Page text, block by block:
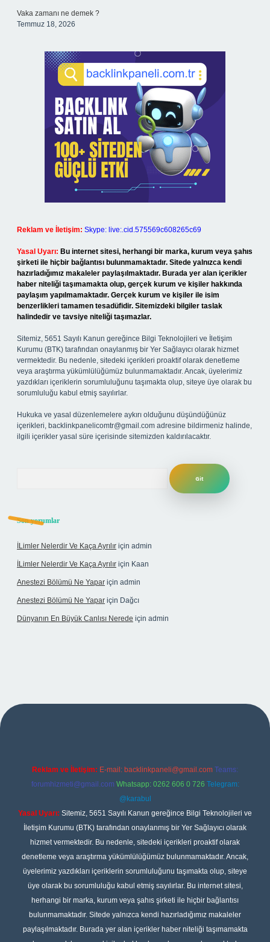
Vaka zamanı ne demek ?
Temmuz 18, 2026
Reklam ve İletişim: Skype: live:.cid.575569c608265c69
Yasal Uyarı: Bu internet sitesi, herhangi bir marka, kurum veya şahıs
şirketi ile hiçbir bağlantısı bulunmamaktadır. Sitede yalnızca kendi
hazırladığımız makaleler paylaşılmaktadır. Burada yer alan içerikler
haber niteliği taşımamakta olup, gerçek kurum ve kişiler hakkında
paylaşım yapılmamaktadır. Gerçek kurum ve kişiler ile isim
benzerlikleri tamamen tesadüfidir. Sitemizdeki bilgiler taslak
halindedir ve tavsiye niteliği taşımazlar.
Sitemiz, 5651 Sayılı Kanun gereğince Bilgi Teknolojileri ve İletişim
Kurumu (BTK) tarafından onaylanmış bir Yer Sağlayıcı olarak hizmet
vermektedir. Bu nedenle, sitedeki içerikleri proaktif olarak denetleme
veya araştırma yükümlülüğümüz bulunmamaktadır. Ancak, üyelerimiz
yazdıkları içeriklerin sorumluluğunu taşımakta olup, siteye üye olarak bu
sorumluluğu kabul etmiş sayılırlar.
Hukuka ve yasal düzenlemelere aykırı olduğunu düşündüğünüz
içerikleri, backlinkpanelicomtr@gmail.com adresine bildirmeniz halinde,
ilgili içerikler yasal süre içerisinde sitemizden kaldırılacaktır.
Son yorumlar
İLimler Nelerdir Ve Kaça Ayrılır için admin
İLimler Nelerdir Ve Kaça Ayrılır için Kaan
Anestezi Bölümü Ne Yapar için admin
Anestezi Bölümü Ne Yapar için Dağcı
Dünyanın En Büyük Canlısı Nerede için admin
giriş
Reklam ve İletişim: E-mail: backlinkpaneli@gmail.com Teams:
forumhizmeti@gmail.com Whatsapp: 0262 606 0 726 Telegram:
@karabul
Yasal Uyarı: Sitemiz, 5651 Sayılı Kanun gereğince Bilgi Teknolojileri ve
İletişim Kurumu (BTK) tarafından onaylanmış bir Yer Sağlayıcı olarak
hizmet vermektedir. Bu nedenle, sitedeki içerikleri proaktif olarak
denetleme veya araştırma yükümlülüğümüz bulunmamaktadır. Ancak,
üyelerimiz yazdıkları içeriklerin sorumluluğunu taşımakta olup, siteye
üye olarak bu sorumluluğu kabul etmiş sayılırlar. Bu internet sitesi,
herhangi bir marka, kurum veya şahıs şirketi ile hiçbir bağlantısı
bulunmamaktadır. Sitede yalnızca kendi hazırladığımız makaleler
paylaşılmaktadır. Burada yer alan içerikler haber niteliği taşımamakta